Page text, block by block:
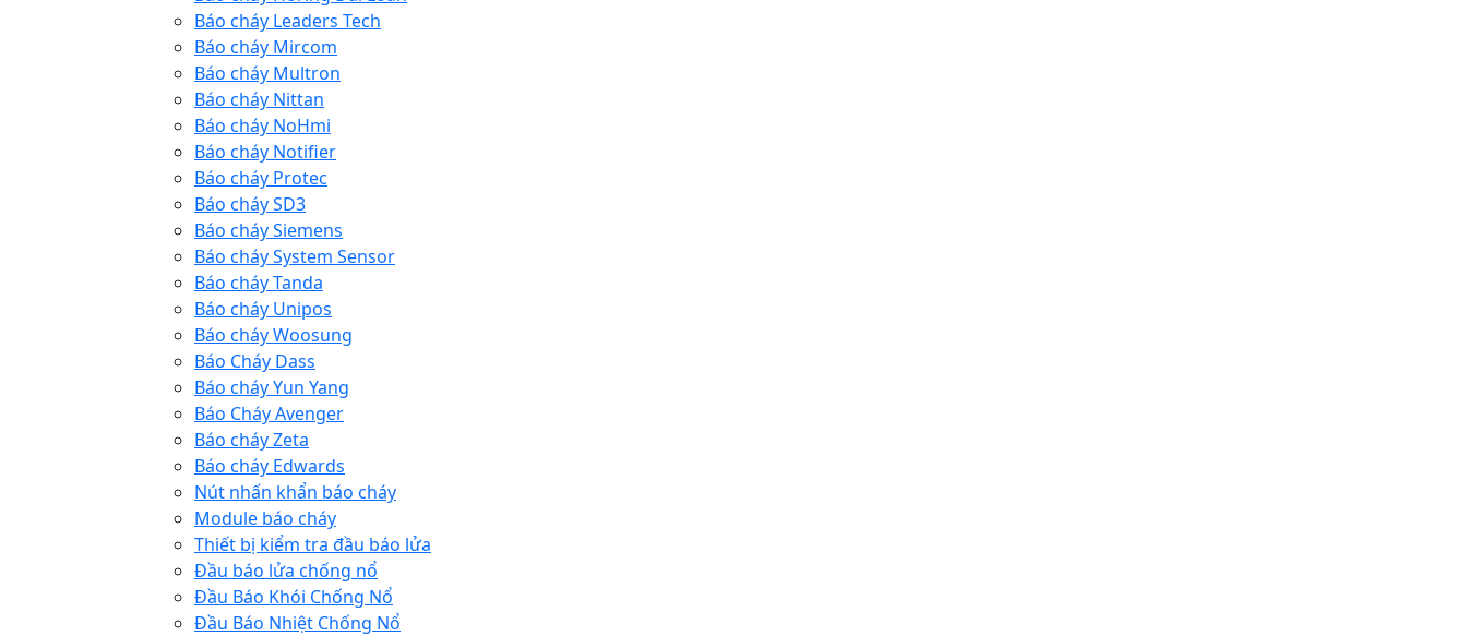
Báo cháy Leaders Tech
Báo cháy Mircom
Báo cháy Multron
Báo cháy Nittan
Báo cháy NoHmi
Báo cháy Notifier
Báo cháy Protec
Báo cháy SD3
Báo cháy Siemens
Báo cháy System Sensor
Báo cháy Tanda
Báo cháy Unipos
Báo cháy Woosung
Báo Cháy Dass
Báo cháy Yun Yang
Báo Cháy Avenger
Báo cháy Zeta
Báo cháy Edwards
Nút nhấn khẩn báo cháy
Module báo cháy
Thiết bị kiểm tra đầu báo lửa
Đầu báo lửa chống nổ
Đầu Báo Khói Chống Nổ
Đầu Báo Nhiệt Chống Nổ